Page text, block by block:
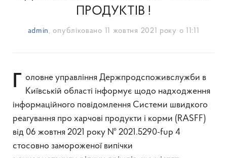
ПРОДУКТІВ !
admin , опубліковано 11 жовтня 2021 року о 11:11
Головне управління Держпродспоживслужби в
Київській області інформує щодо надходження
інформаційного повідомлення Системи швидкого
реагування про харчові продукти і корми (RASFF)
від 06 жовтня 2021 року № 2021.5290-fup 4
стосовно замороженої випічки